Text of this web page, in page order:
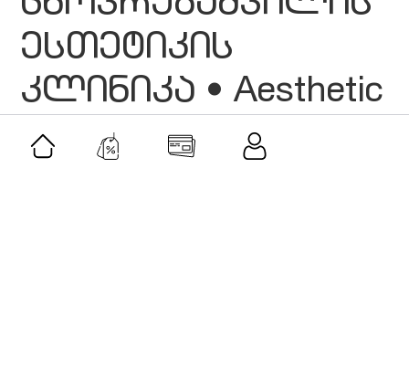
ესთეტიკის
კლინიკა • Aesthetic
Corner